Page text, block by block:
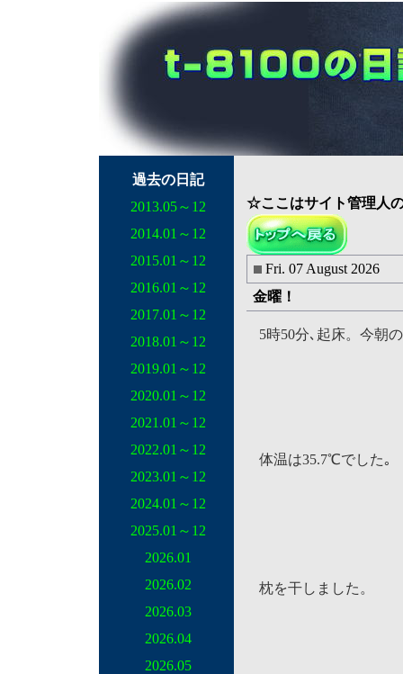
過去の日記
2013.05～12
2014.01～12
2015.01～12
2016.01～12
2017.01～12
2018.01～12
2019.01～12
2020.01～12
2021.01～12
2022.01～12
2023.01～12
2024.01～12
2025.01～12
2026.01
2026.02
2026.03
2026.04
2026.05
☆ここはサイト管
Fri. 07 August 2026
金曜！
5時50分､起床。今朝
体温は35.7℃でした｡
枕を干しました。